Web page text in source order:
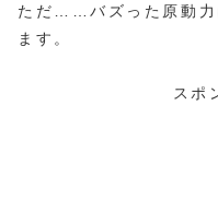
ただ……バズった原動力
ます。
スポ